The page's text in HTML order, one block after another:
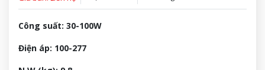
Công suất: 30-100W
Điện áp: 100-277